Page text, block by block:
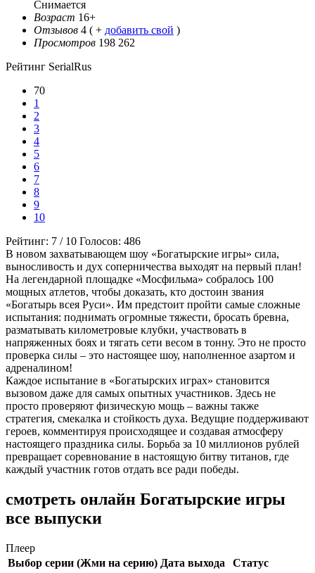
Снимается
Возраст 16+
Отзывов 4 ( + добавить свой )
Просмотров 198 262
Рейтинг SerialRus
70
1
2
3
4
5
6
7
8
9
10
Рейтинг: 7 / 10 Голосов: 486
В новом захватывающем шоу «Богатырские игры» сила,
выносливость и дух соперничества выходят на первый план!
На легендарной площадке «Мосфильма» собралось 100
мощных атлетов, чтобы доказать, кто достоин звания
«Богатырь всея Руси». Им предстоит пройти самые сложные
испытания: поднимать огромные тяжести, бросать бревна,
разматывать километровые клубки, участвовать в
напряженных боях и тягать сети весом в тонну. Это не просто
проверка силы – это настоящее шоу, наполненное азартом и
адреналином!
Каждое испытание в «Богатырских играх» становится
вызовом даже для самых опытных участников. Здесь не
просто проверяют физическую мощь – важны также
стратегия, смекалка и стойкость духа. Ведущие поддерживают
героев, комментируя происходящее и создавая атмосферу
настоящего праздника силы. Борьба за 10 миллионов рублей
превращает соревнование в настоящую битву титанов, где
каждый участник готов отдать все ради победы.
смотреть онлайн Богатырские игры
все выпуски
Плеер
Выбор серии (Жми на серию) Дата выхода
Статус